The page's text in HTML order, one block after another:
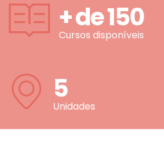
+ de150
Cursos disponíveis
5
Unidades